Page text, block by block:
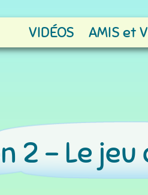
VIDÉOS AMIS et
2 - Le